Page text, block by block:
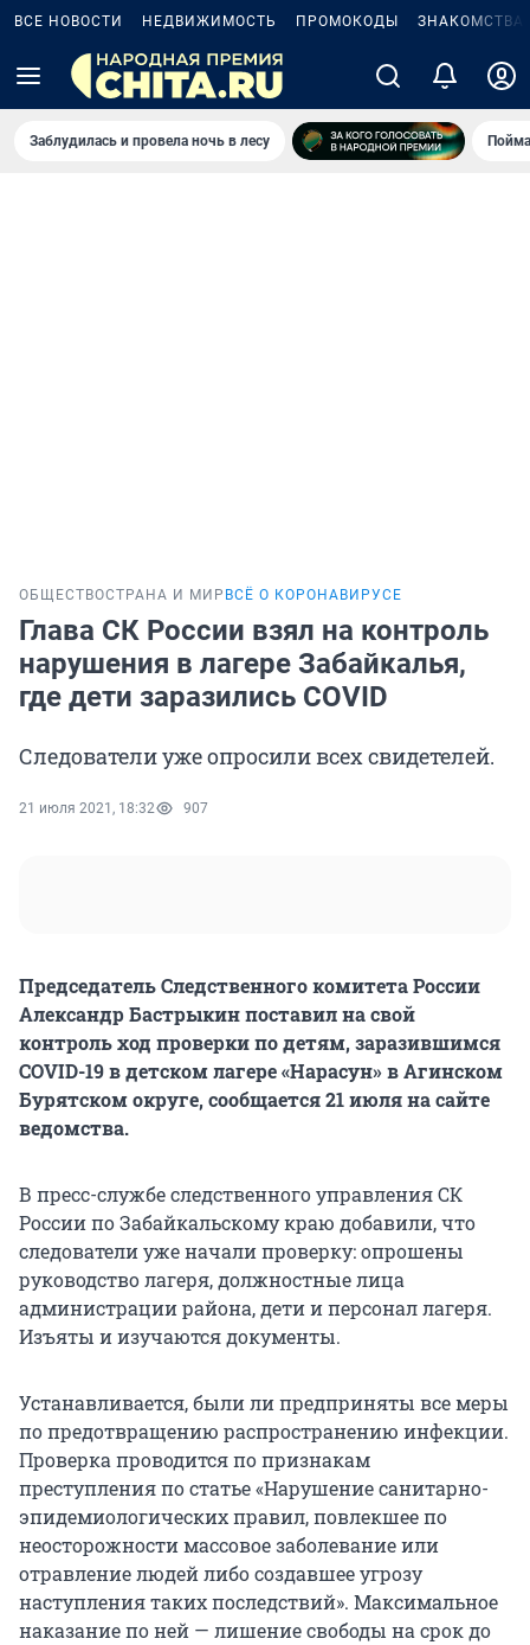
ВСЕ НОВОСТИ НЕДВИЖИМОСТЬ ПРОМОКОДЫ ЗНАКОМСТВА
Заблудилась и провела ночь в лесу
ОБЩЕСТВОСТРАНА И МИР ВСЁ О КОРОНАВИРУСЕ
Глава СК России взял на контроль
нарушения в лагере Забайкалья,
где дети заразились COVID
Следователи уже опросили всех свидетелей.
21 июля 2021, 18:32 907
Председатель Следственного комитета России
Александр Бастрыкин поставил на свой
контроль ход проверки по детям, заразившимся
COVID-19 в детском лагере «Нарасун» в Агинском
Бурятском округе, сообщается 21 июля на сайте
ведомства.
В пресс-службе следственного управления СК
России по Забайкальскому краю добавили, что
следователи уже начали проверку: опрошены
руководство лагеря, должностные лица
администрации района, дети и персонал лагеря.
Изъяты и изучаются документы.
Устанавливается, были ли предприняты все меры
по предотвращению распространению инфекции.
Проверка проводится по признакам
преступления по статье «Нарушение санитарно-
эпидемиологических правил, повлекшее по
неосторожности массовое заболевание или
отравление людей либо создавшее угрозу
наступления таких последствий». Максимальное
наказание по ней — лишение свободы на срок до